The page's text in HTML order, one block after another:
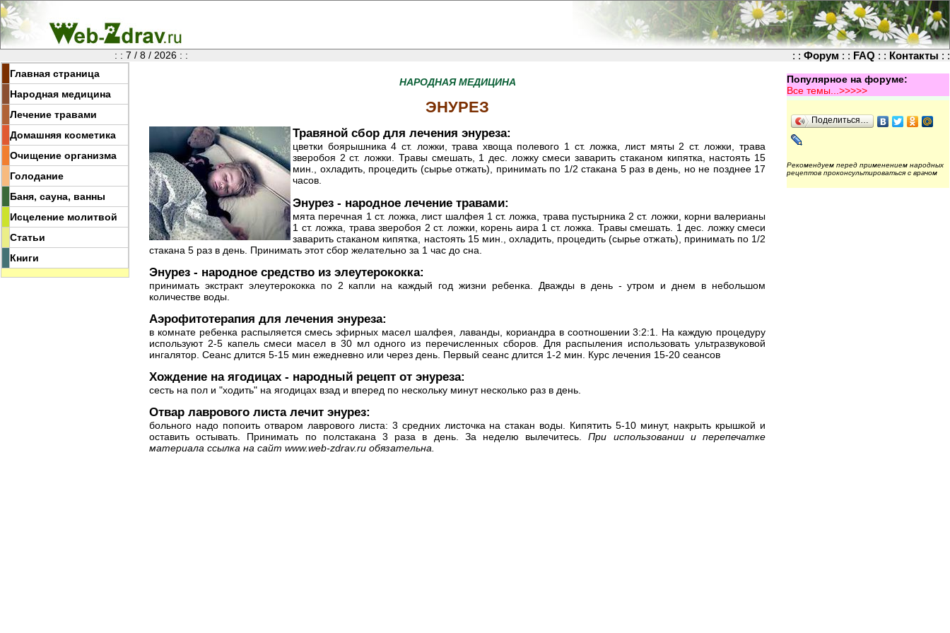
: : 7 / 8 / 2026 : : : : Форум : : FAQ : : Контакты : :
Главная страница
Народная медицина
Лечение травами
Домашняя косметика
Очищение организма
Голодание
Баня, сауна, ванны
Исцеление молитвой
Статьи
Книги
НАРОДНАЯ МЕДИЦИНА
ЭНУРЕЗ
Травяной сбор для лечения энуреза:
цветки боярышника 4 ст. ложки, трава хвоща полевого 1 ст. ложка, лист мяты 2 ст. ложки, трава
зверобоя 2 ст. ложки. Травы смешать, 1 дес. ложку смеси заварить стаканом кипятка, настоять 15
мин., охладить, процедить (сырье отжать), принимать по 1/2 стакана 5 раз в день, но не позднее 17
часов.
Энурез - народное лечение травами:
мята перечная 1 ст. ложка, лист шалфея 1 ст. ложка, трава пустырника 2 ст. ложки, корни валерианы
1 ст. ложка, трава зверобоя 2 ст. ложки, корень аира 1 ст. ложка. Травы смешать. 1 дес. ложку смеси
заварить стаканом кипятка, настоять 15 мин., охладить, процедить (сырье отжать), принимать по 1/2
стакана 5 раз в день. Принимать этот сбор желательно за 1 час до сна.
Энурез - народное средство из элеутерококка:
принимать экстракт элеутерококка по 2 капли на каждый год жизни ребенка. Дважды в день - утром и днем в небольшом
количестве воды.
Аэрофитотерапия для лечения энуреза:
в комнате ребенка распыляется смесь эфирных масел шалфея, лаванды, кориандра в соотношении 3:2:1. На каждую процедуру
используют 2-5 капель смеси масел в 30 мл одного из перечисленных сборов. Для распыления использовать ультразвуковой
ингалятор. Сеанс длится 5-15 мин ежедневно или через день. Первый сеанс длится 1-2 мин. Курс лечения 15-20 сеансов
Хождение на ягодицах - народный рецепт от энуреза:
сесть на пол и "ходить" на ягодицах взад и вперед по нескольку минут несколько раз в день.
Отвар лаврового листа лечит энурез:
больного надо попоить отваром лаврового листа: 3 средних листочка на стакан воды. Кипятить 5-10 минут, накрыть крышкой и
оставить остывать. Принимать по полстакана 3 раза в день. За неделю вылечитесь.При использовании и перепечатке
материала ссылка на сайт www.web-zdrav.ru обязательна.
Популярное на форуме:
Все темы...>>>>>
Поделиться…
Рекомендуем перед применением народных
рецептов проконсультироваться с врачом